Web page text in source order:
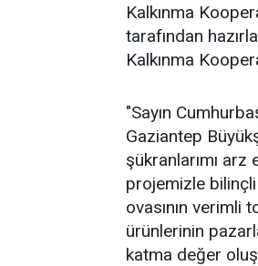
Kalkınma
tarafından
Kalkınma
"Sayın
Gaziantep
şükranlarımı
projemizle
ovasının verimli
ürünlerinin
katma değer